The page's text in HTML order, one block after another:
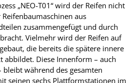
„NEO-T01“ wird der Reifen nicht
aus
zusammengefügt und durch
Vielmehr wird der Reifen auf
die bereits die spätere innere
abbildet. Diese Innenform – auch
bleibt während des gesamten
seinen sechs Plattformstationen im